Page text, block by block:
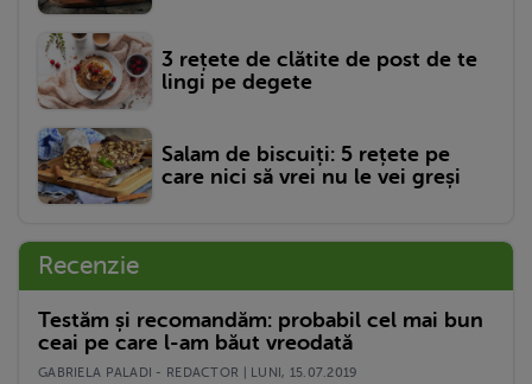
3 rețete de clătite de post de te
lingi pe degete
Salam de biscuiți: 5 rețete pe
care nici să vrei nu le vei greși
Recenzie
Testăm și recomandăm: probabil cel mai bun
ceai pe care l-am băut vreodată
GABRIELA PALADI - REDACTOR | LUNI, 15.07.2019